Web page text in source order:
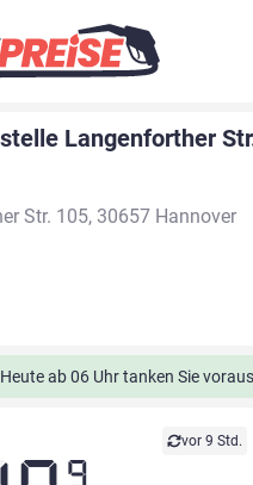
Langenforther
Str. 105, 30657 Hannover
Heute ab 06 Uhr tanken Sie
vor 9 Std.
9